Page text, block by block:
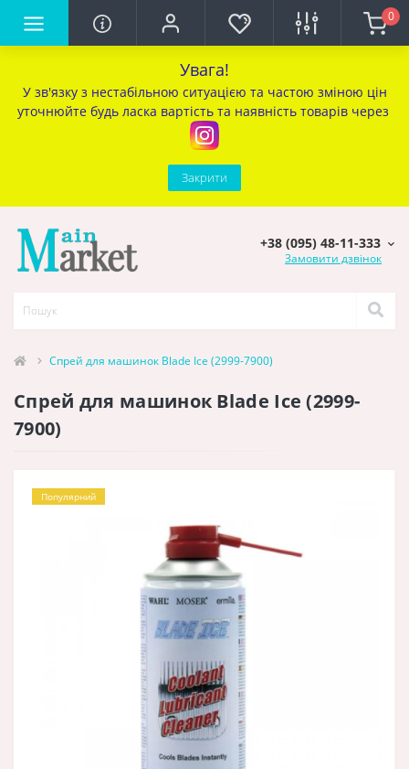
Увага!
У зв'язку з нестабільною ситуацією та частою зміною цін
уточнюйте будь ласка вартість та наявність товарів через
Закрити
0
+38 (095) 48-11-333
Замовити дзвінок
Спрей для машинок Blade Ice (2999-7900)
Спрей для машинок Blade Ice (2999-
7900)
Популярний